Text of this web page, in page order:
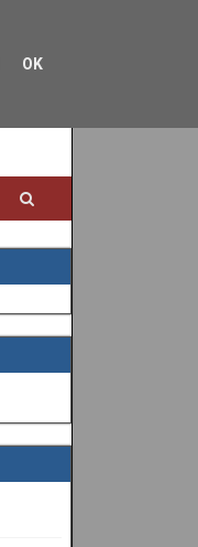
OK